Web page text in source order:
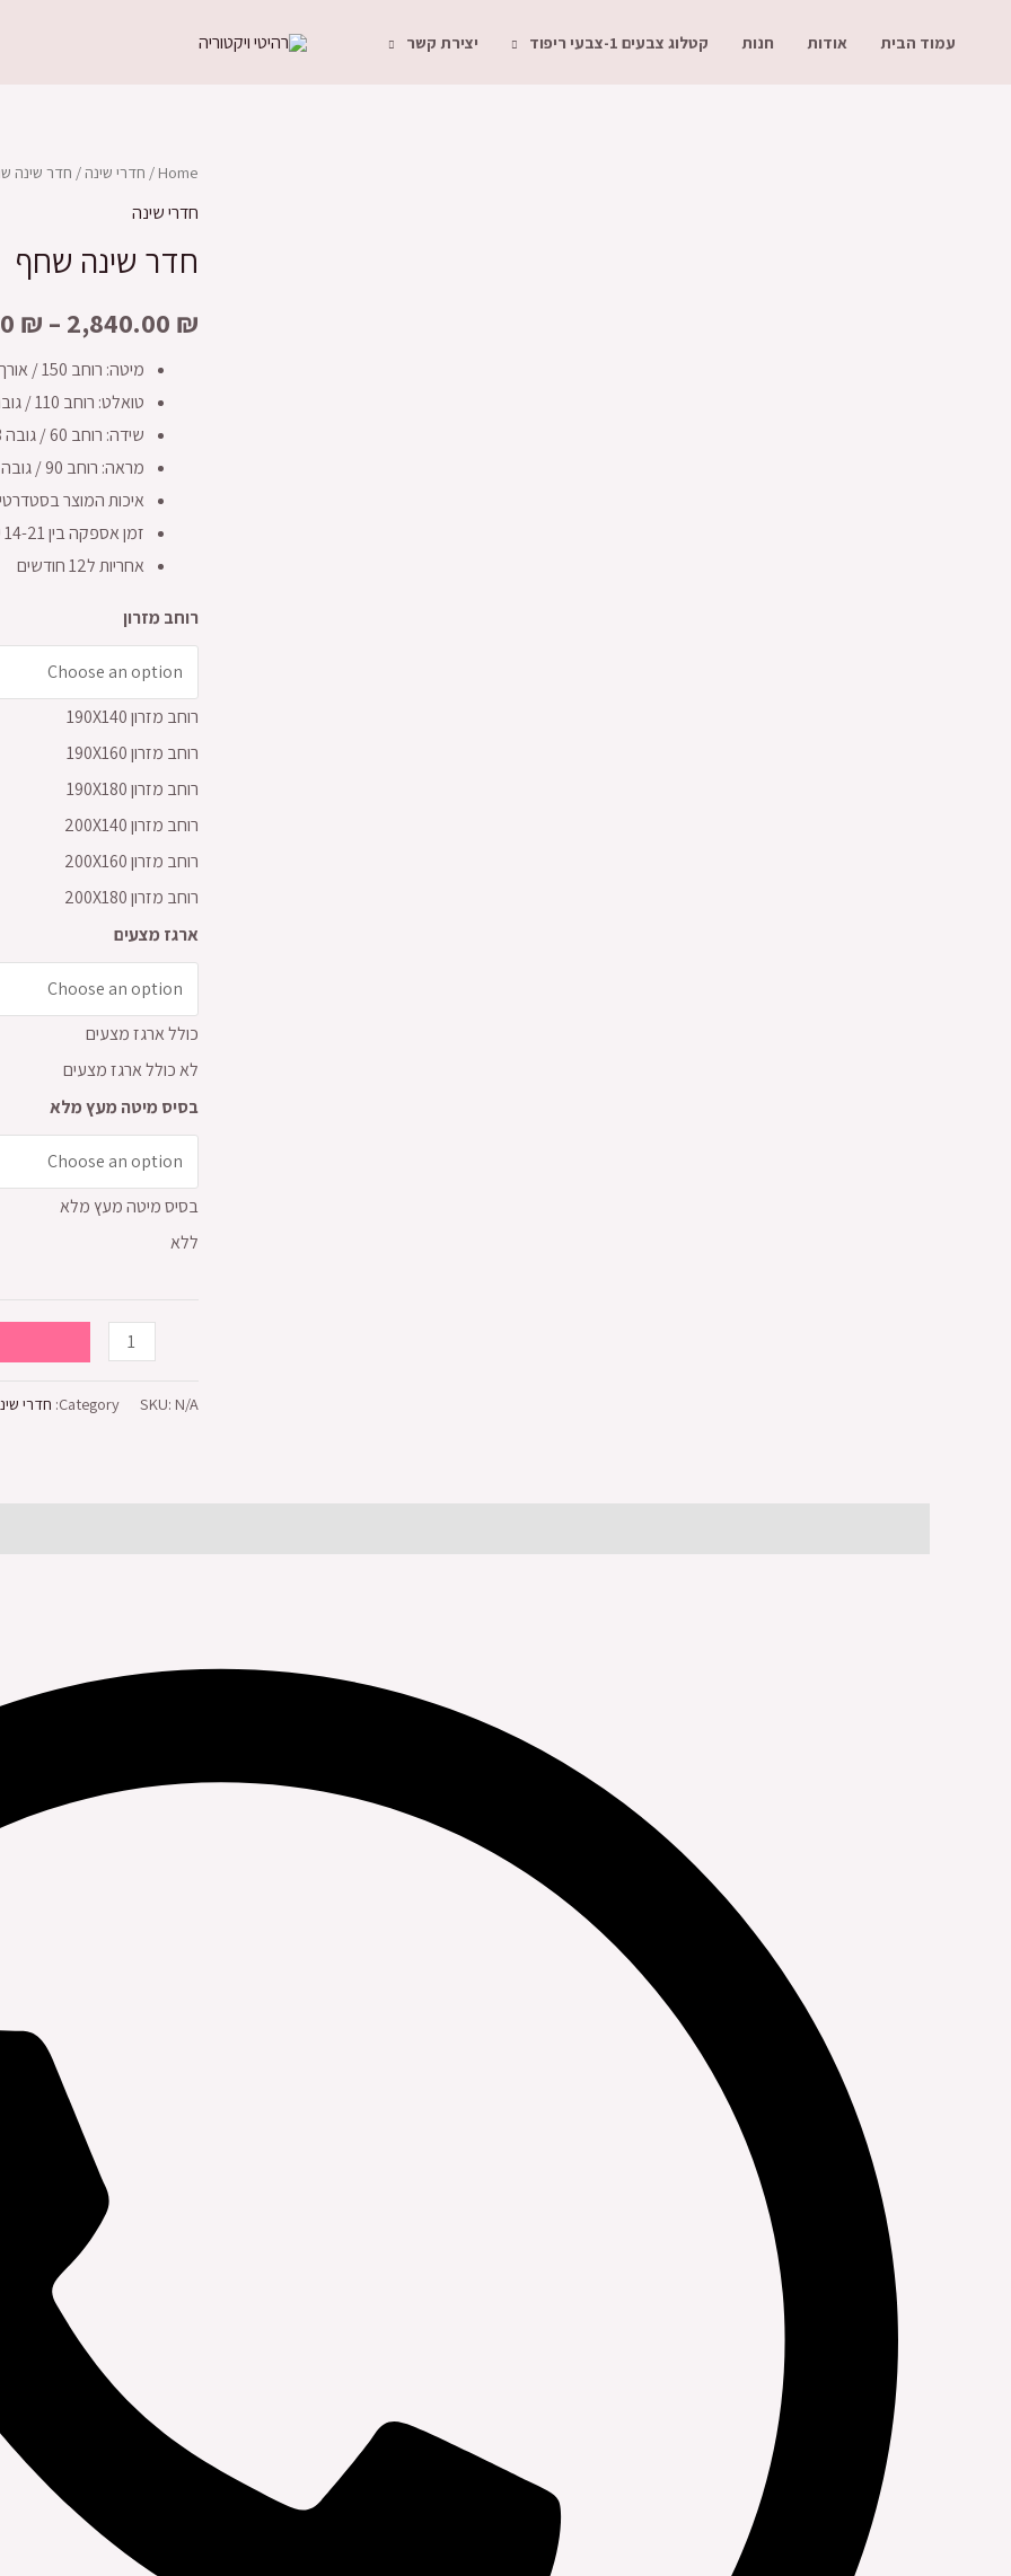
עמוד הבית אודות חנות קטלוג צבעים 1-צבעי ריפוד יצירת קשר
Home
/ חדרי שינה / חדר שינה
חדרי שינה
חדר שינה שחף
2,840.00 ₪
–
₪
מיטה: רוחב 150 / אורך 200
טואלט: רוחב 110 / גובה 73 / עומק 40
שידה: רוחב 60 / גובה 53 / עומק 40
מראה: רוחב 90 / גובה 90
איכות המוצר
זמן אספקה בין 14-21 ימי עסקים
אחריות ל12 חודשים
רוחב מזרון
רוחב מזרון 190X140
רוחב מזרון 190X160
רוחב מזרון 190X180
רוחב מזרון 200X140
רוחב מזרון 200X160
רוחב מזרון 200X180
ארגז מצעים
כולל ארגז מצעים
לא כולל ארגז מצעים
בסיס מיטה מעץ מלא
בסיס מיטה מעץ מלא
ללא
שחףSKU: N/A
Category: חדרי